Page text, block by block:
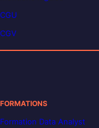
CGU
CGV
FORMATIONS
Formation Data Analyst